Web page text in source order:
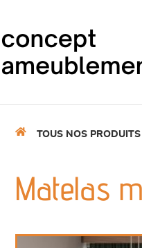
TOUS NOS PRODUITS
Matelas